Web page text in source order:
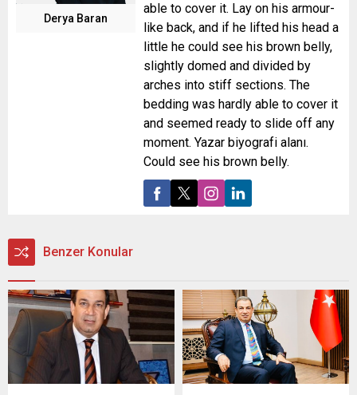
Derya Baran
able to cover it. Lay on his armour-
like back, and if he lifted his head a
little he could see his brown belly,
slightly domed and divided by
arches into stiff sections. The
bedding was hardly able to cover it
and seemed ready to slide off any
moment. Yazar biyografi alanı.
Could see his brown belly.
Benzer Konular